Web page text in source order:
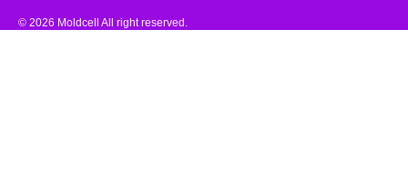
© 2026 Moldcell All right reserved.